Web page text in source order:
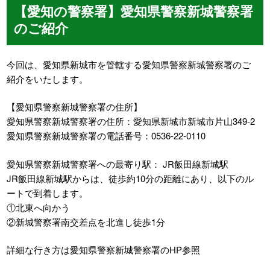
【愛知の警察署】愛知県警察新城警察署
のご紹介
今回は、愛知県新城市を管轄する愛知県警察新城警察署のご
紹介をいたします。
【愛知県警察新城警察署の住所】
愛知県警察新城警察署の住所：愛知県新城市新城市片山349-2
愛知県警察新城警察署の電話番号：0536-22-0110
愛知県警察新城警察署への最寄り駅： JR飯田線新城駅
JR飯田線新城駅からは、徒歩約10分の距離にあり、以下のル
ートで到着します。
①北東へ向かう
②新城警察署南交差点を北進し徒歩1分
詳細な行き方は愛知県警察新城警察署のHP参照